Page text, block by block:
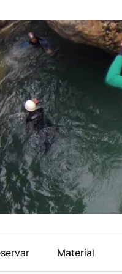
Material